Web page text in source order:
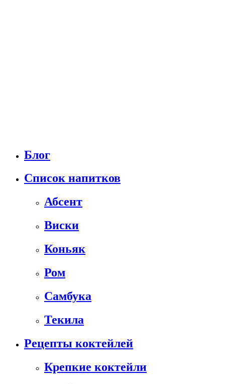
Блог
Список напитков
Абсент
Виски
Коньяк
Ром
Самбука
Текила
Рецепты коктейлей
Крепкие коктейли